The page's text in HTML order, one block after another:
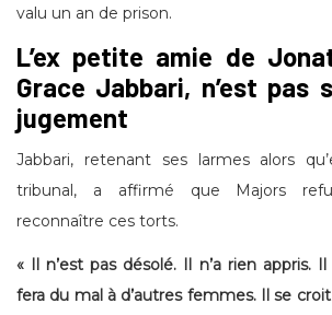
valu un an de prison.
L’ex petite amie de
Grace Jabbari, n’est pas
jugement
Jabbari, retenant ses larmes alors
tribunal, a affirmé que Majors
reconnaître ces torts.
« Il n’est pas désolé. Il n’a rien appris.
fera du mal à d’autres femmes. Il se